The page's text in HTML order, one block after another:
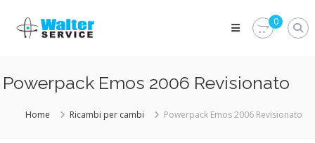
content
Walter
Service
parti
del
0
Powerpack Emos 2006 Revisionato
Home Ricambi per cambi Powerpack Emos 2006 Revisionato